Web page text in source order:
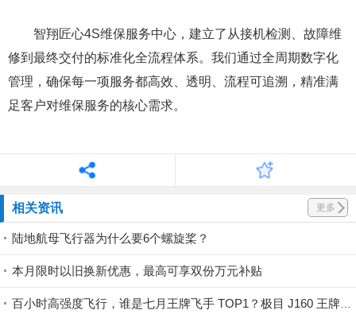
学与专业应用提供一体化解决方案。